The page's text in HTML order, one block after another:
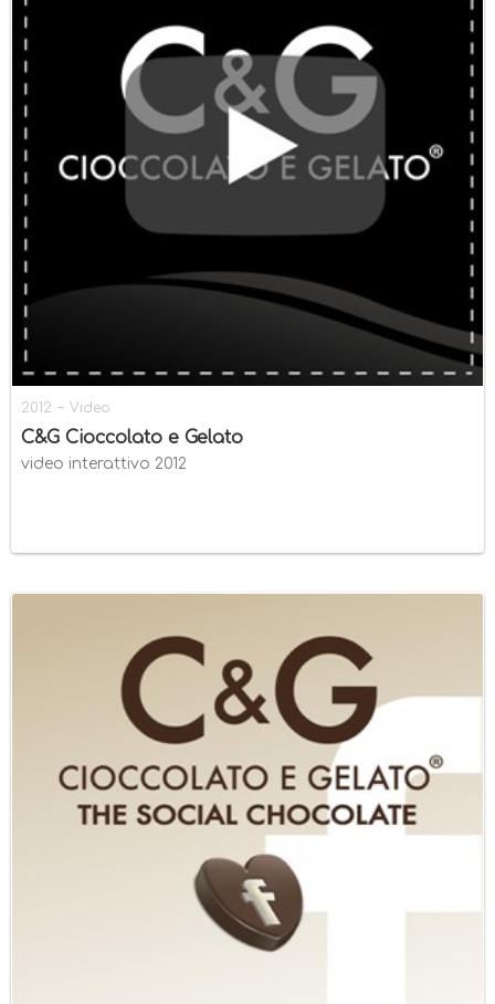
2012 - Video
C&G Cioccolato e Gelato
video interattivo 2012